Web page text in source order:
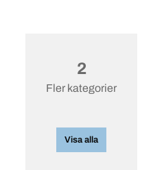
2
Fler kategorier
Visa alla